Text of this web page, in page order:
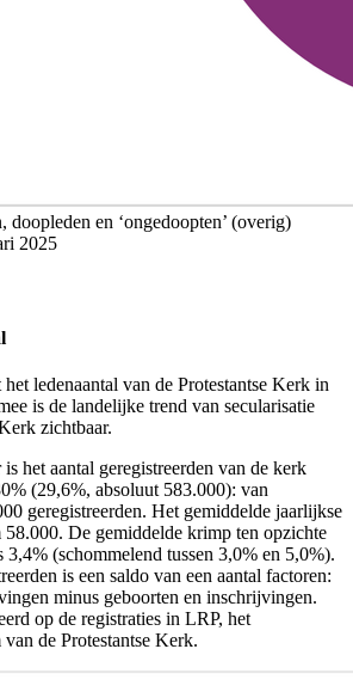
doopleden en ‘ongedoopten’ (overig)
2025
ledenaantal van de Protestantse Kerk in
is de landelijke trend van secularisatie
zichtbaar.
het aantal geregistreerden van de kerk
(29,6%, absoluut 583.000): van
geregistreerden. Het gemiddelde jaarlijkse
58.000. De gemiddelde krimp ten opzichte
3,4% (schommelend tussen 3,0% en 5,0%).
is een saldo van een aantal factoren:
minus geboorten en inschrijvingen.
op de registraties in LRP, het
de Protestantse Kerk.